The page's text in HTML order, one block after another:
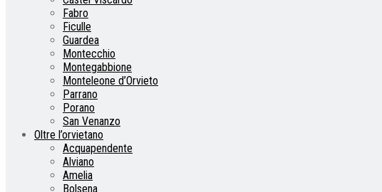
Fabro
Ficulle
Guardea
Montecchio
Montegabbione
Monteleone d’Orvieto
Parrano
Porano
San Venanzo
Oltre l’orvietano
Acquapendente
Alviano
Amelia
Bolsena